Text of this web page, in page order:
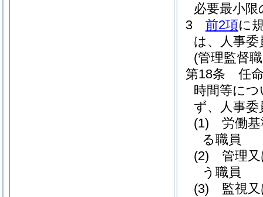
必要最小
3
前2項に
は、人事
(管理監督
第18条
任
時間等に
ず、人事
(1)
労働
る職員
(2)
管理
う職員
(3)
監視